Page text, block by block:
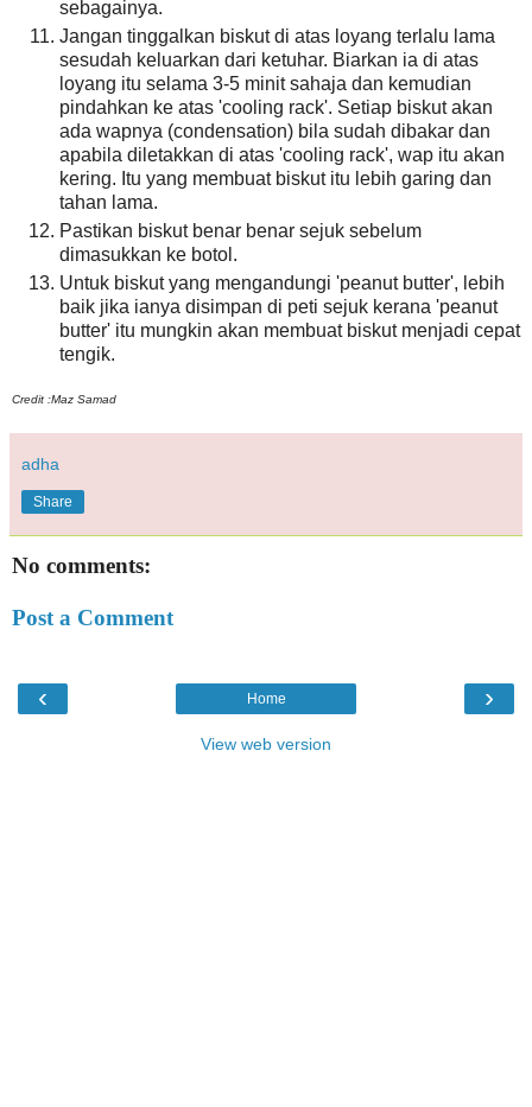
sebagainya.
Jangan tinggalkan biskut di atas loyang terlalu lama
sesudah keluarkan dari ketuhar. Biarkan ia di atas
loyang itu selama 3-5 minit sahaja dan kemudian
pindahkan ke atas 'cooling rack'. Setiap biskut akan
ada wapnya (condensation) bila sudah dibakar dan
apabila diletakkan di atas 'cooling rack', wap itu akan
kering. Itu yang membuat biskut itu lebih garing dan
tahan lama.
Pastikan biskut benar benar sejuk sebelum
dimasukkan ke botol.
Untuk biskut yang mengandungi 'peanut butter', lebih
baik jika ianya disimpan di peti sejuk kerana 'peanut
butter' itu mungkin akan membuat biskut menjadi cepat
tengik.
Credit :Maz Samad
adha
Share
No comments:
Post a Comment
‹ ›
Home
View web version